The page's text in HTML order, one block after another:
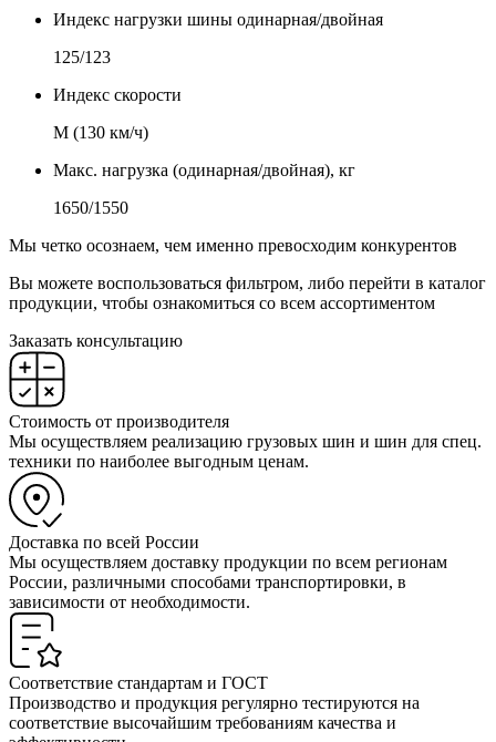
Индекс нагрузки шины одинарная/двойная
125/123
Индекс скорости
М (130 км/ч)
Макс. нагрузка (одинарная/двойная), кг
1650/1550
Мы четко осознаем, чем именно превосходим конкурентов
Вы можете воспользоваться фильтром, либо перейти в каталог
продукции, чтобы ознакомиться со всем ассортиментом
Заказать консультацию
Стоимость от производителя
Мы осуществляем реализацию грузовых шин и шин для спец.
техники по наиболее выгодным ценам.
Доставка по всей России
Мы осуществляем доставку продукции по всем регионам
России, различными способами транспортировки, в
зависимости от необходимости.
Соответствие стандартам и ГОСТ
Производство и продукция регулярно тестируются на
соответствие высочайшим требованиям качества и